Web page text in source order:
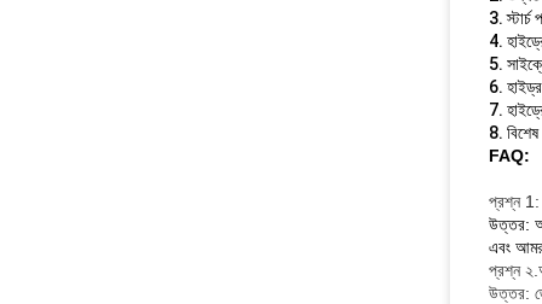
3. স্টার্চ
4.
5.
6.
7.
8.
FAQ:
প্রশ্ন 1:
উত্তর:
এবং
প্রশ্ন
উত্তর: